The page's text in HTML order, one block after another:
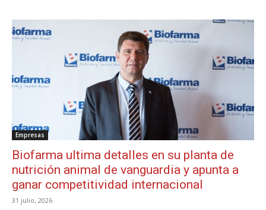
Empresas
Biofarma ultima detalles en su planta de
nutrición animal de vanguardia y apunta a
ganar competitividad internacional
31 julio, 2026